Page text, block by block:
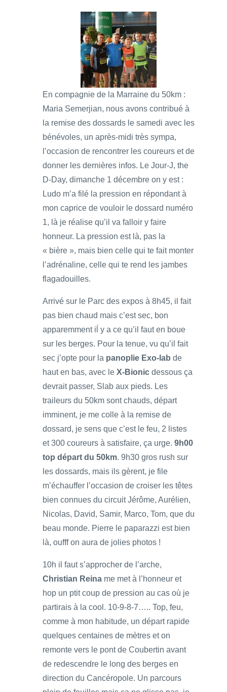
En compagnie de la Marraine du 50km :
Maria Semerjian, nous avons contribué à
la remise des dossards le samedi avec les
bénévoles, un après-midi très sympa,
l’occasion de rencontrer les coureurs et de
donner les dernières infos. Le Jour-J, the
D-Day, dimanche 1 décembre on y est :
Ludo m’a filé la pression en répondant à
mon caprice de vouloir le dossard numéro
1, là je réalise qu’il va falloir y faire
honneur. La pression est là, pas la
« bière », mais bien celle qui te fait monter
l’adrénaline, celle qui te rend les jambes
flagadouilles.
Arrivé sur le Parc des expos à 8h45, il fait
pas bien chaud mais c’est sec, bon
apparemment iĺ y a ce qu’il faut en boue
sur les berges. Pour la tenue, vu qu’il fait
sec j’opte pour la panoplie Exo-lab de
haut en bas, avec le X-Bionic dessous ça
devrait passer, Slab aux pieds. Les
traileurs du 50km sont chauds, départ
imminent, je me colle à la remise de
dossard, je sens que c’est le feu, 2 listes
et 300 coureurs à satisfaire, ça urge. 9h00
top départ du 50km. 9h30 gros rush sur
les dossards, mais ils gèrent, je file
m’échauffer l’occasion de croiser les têtes
bien connues du circuit Jérôme, Aurélien,
Nicolas, David, Samir, Marco, Tom, que du
beau monde. Pierre le paparazzi est bien
là, oufff on aura de jolies photos !
10h il faut s’approcher de l’arche,
Christian Reina me met à l’honneur et
hop un ptit coup de pression au cas où je
partirais à la cool. 10-9-8-7….. Top, feu,
comme à mon habitude, un départ rapide
quelques centaines de mètres et on
remonte vers le pont de Coubertin avant
de redescendre le long des berges en
direction du Cancéropole. Un parcours